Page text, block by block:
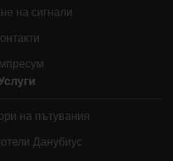
на сигнали
на пътувания
Данубиус